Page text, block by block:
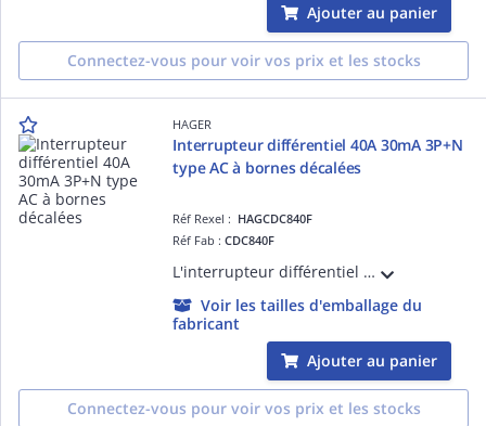
Ajouter au panier
Connectez-vous pour voir vos prix et les stocks
HAGER
Interrupteur différentiel 40A 30mA 3P+N
type AC à bornes décalées
Réf Rexel : HAGCDC840F
Réf Fab :CDC840F
L'interrupteur différentiel Hager CDC840F, 3P+N 40A 30mA type AC assure la protection des personnes contre les effets des courants de fuite à la terre et est adapté aux réseaux triphasés pour les applications tertiaires.
Voir les tailles d'emballage du
fabricant
Ajouter au panier
Connectez-vous pour voir vos prix et les stocks